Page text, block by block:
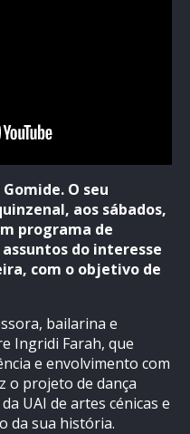
O seu
aos sábados,
programa de
do interesse
com o objetivo de
bailarina e
Ingridi Farah, que
e envolvimento com
o projeto de dança
UAI de artes cénicas e
da sua história.